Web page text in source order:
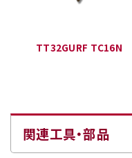
TT32GURF TC16N
関連工具・部品